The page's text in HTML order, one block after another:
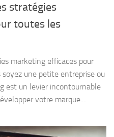
stratégies
toutes les
marketing efficaces pour
une petite entreprise ou
est un levier incontournable
votre marque....